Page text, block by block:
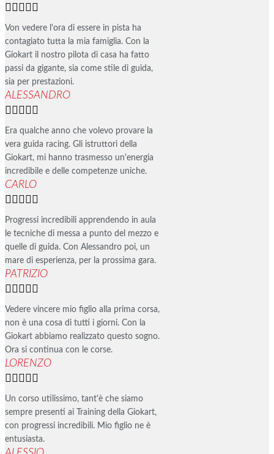
    
Von vedere l'ora di essere in pista ha
contagiato tutta la mia famiglia. Con la
Giokart il nostro pilota di casa ha fatto
passi da gigante, sia come stile di guida,
sia per prestazioni.
ALESSANDRO
    
Era qualche anno che volevo provare la
vera guida racing. Gli istruttori della
Giokart, mi hanno trasmesso un'energia
incredibile e delle competenze uniche.
CARLO
    
Progressi incredibili apprendendo in aula
le tecniche di messa a punto del mezzo e
quelle di guida. Con Alessandro poi, un
mare di esperienza, per la prossima gara.
PATRIZIO
    
Vedere vincere mio figlio alla prima corsa,
non è una cosa di tutti i giorni. Con la
Giokart abbiamo realizzato questo sogno.
Ora si continua con le corse.
LORENZO
    
Un corso utilissimo, tant'è che siamo
sempre presenti ai Training della Giokart,
con progressi incredibili. Mio figlio ne è
entusiasta.